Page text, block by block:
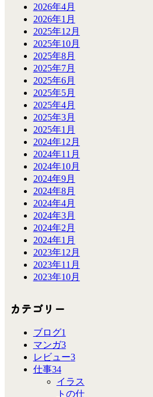
2026年4月
2026年1月
2025年12月
2025年10月
2025年8月
2025年7月
2025年6月
2025年5月
2025年4月
2025年3月
2025年1月
2024年12月
2024年11月
2024年10月
2024年9月
2024年8月
2024年4月
2024年3月
2024年2月
2024年1月
2023年12月
2023年11月
2023年10月
カテゴリー
ブログ1
マンガ3
レビュー3
仕事34
イラス
トの仕